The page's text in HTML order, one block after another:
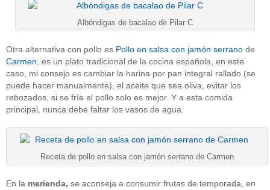
Albóndigas de bacalao de Pilar C
Otra alternativa con pollo es Pollo en salsa con jamón serrano de
Carmen , es un plato tradicional de la cocina española, en este
caso, mi consejo es cambiar la harina por pan integral rallado (se
puede hacer manualmente), el aceite que sea oliva, evitar los
rebozados, si se fríe el pollo solo es mejor. Y a esta comida
principal, nunca debe faltar los vasos de agua.
Receta de pollo en salsa con jamón serrano de Carmen
En la merienda, se aconseja a consumir frutas de temporada, en